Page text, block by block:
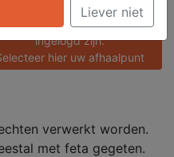
Voor onze prijzen moet u
ingelogd zijn.
hier uw afhaalpunt
verwerkt worden.
met feta gegeten.
Liever niet